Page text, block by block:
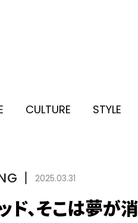
CULTURE STYLE
丨 2025.03.31
ド、そこは夢が